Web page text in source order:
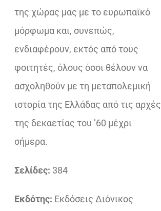
της χώρας μας με το ευρωπαϊκό
μόρφωμα και, συνεπώς,
ενδιαφέρουν, εκτός από τους
φοιτητές, όλους όσοι θέλουν να
ασχοληθούν με τη μεταπολεμική
ιστορία της Ελλάδας από τις αρχές
της δεκαετίας του ’60 μέχρι
σήμερα.
Σελίδες: 384
Εκδότης: Εκδόσεις Διόνικος